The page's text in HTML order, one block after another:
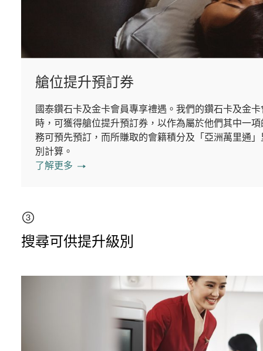
艙位提升預訂券
國泰鑽石卡及金卡會員專享禮遇。我們的鑽石卡及金
時，可獲得艙位提升預訂券，以作為屬於他們其中一
務可預先預訂，而所賺取的會籍積分及「亞洲萬里通
別計算。
了解更多
搜尋可供提升級別